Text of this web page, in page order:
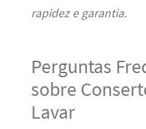
rapidez e garantia.
Perguntas
sobre
Lavar